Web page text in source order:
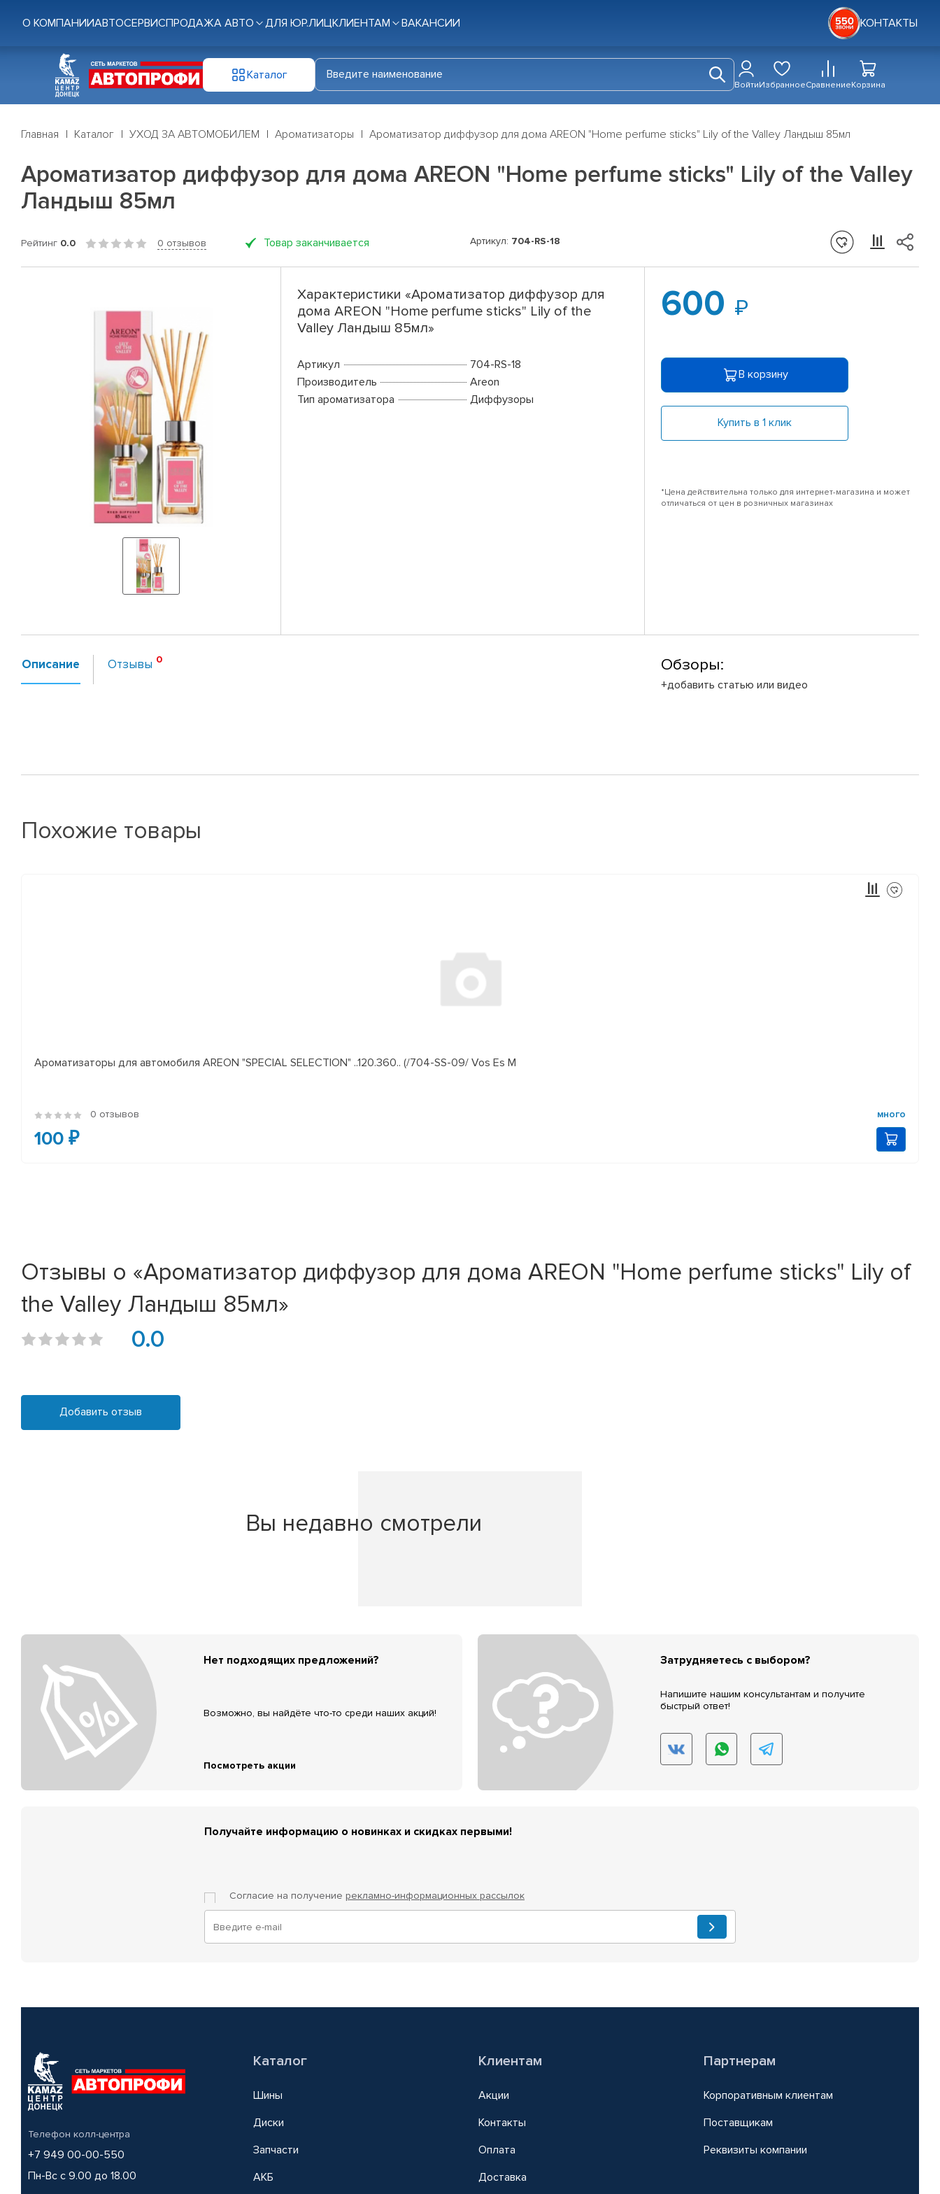
О КОМПАНИИАВТОСЕРВИСПРОДАЖА АВТО ДЛЯ ЮР.ЛИЦКЛИЕНТАМ ВАКАНСИИ КОНТАКТЫ
Каталог
ВойтиИзбранноеСравнениеКорзина
Главная Каталог УХОД ЗА АВТОМОБИЛЕМ Ароматизаторы Ароматизатор диффузор для дома AREON "Home perfume sticks" Lily of the Valley Ландыш 85мл
Ароматизатор диффузор для дома AREON "Home perfume sticks" Lily of the Valley
Ландыш 85мл
Рейтинг 0.0 0 отзывов Товар заканчивается Артикул: 704-RS-18
Характеристики «Ароматизатор диффузор для
дома AREON "Home perfume sticks" Lily of the
Valley Ландыш 85мл»
Артикул
704-RS-18
Производитель
Areon
Тип ароматизатора
Диффузоры
600
В корзину
Купить в 1 клик
*Цена действительна только для интернет-магазина и может
отличаться от цен в розничных магазинах
Описание Отзывы Обзоры:
+добавить статью или видео
Похожие товары
Ароматизаторы для автомобиля AREON "SPECIAL SELECTION" ..120.360.. (/704-SS-09/ Vos Es M
0 отзывов много
100 ₽
Отзывы о «Ароматизатор диффузор для дома AREON "Home perfume sticks" Lily of
the Valley Ландыш 85мл»
0.0
Добавить отзыв
Вы недавно смотрели
Нет подходящих предложений?
Возможно, вы найдёте что-то среди наших акций!
Посмотреть акции
Затрудняетесь с выбором?
Напишите нашим консультантам и получите
быстрый ответ!
Получайте информацию о новинках и скидках первыми!
Согласие на получение рекламно-информационных рассылок
Телефон колл-центра
+7 949 00-00-550
Пн-Вс с 9.00 до 18.00
Каталог
Шины
Диски
Запчасти
АКБ
Клиентам
Акции
Контакты
Оплата
Доставка
Партнерам
Корпоративным клиентам
Поставщикам
Реквизиты компании